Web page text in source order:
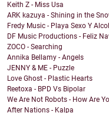
Keith Z - Miss Usa
ARK kazuya - Shining in the
Fredy Music - Playa Sexo Y
DF Music Productions - Feliz
ZOCO - Searching
Annika Bellamy - Angels
JENNY & ME - Puzzle
Love Ghost - Plastic Hearts
Reetoxa - BPD Vs Bipolar
We Are Not Robots - How Are
After Nations - Kalpa